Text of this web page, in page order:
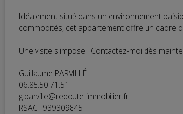
Idéalement situé dans un environnement
commodités, cet appartement offre un cadre
Une visite s'impose ! Contactez-moi dès
Guillaume PARVILLÉ
06.85.50.71.51
g.parville@redoute-immobilier.fr
RSAC : 939309845